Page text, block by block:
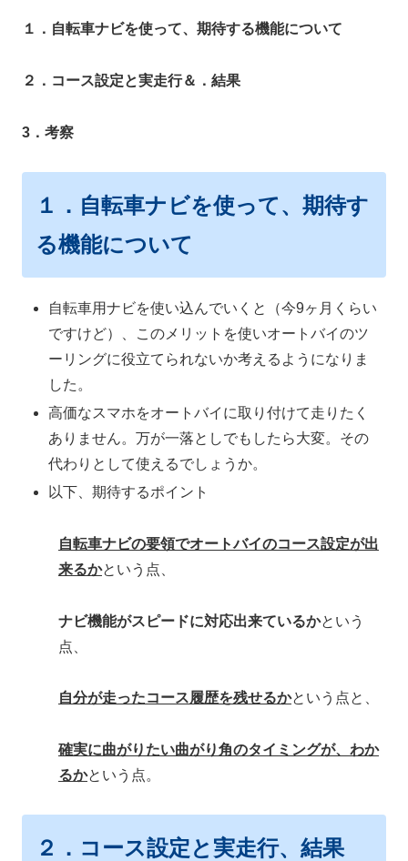
１．自転車ナビを使って、期待する機能について
２．コース設定と実走行＆．結果
3．考察
１．自転車ナビを使って、期待す
る機能について
自転車用ナビを使い込んでいくと（今9ヶ月くらい
ですけど）、このメリットを使いオートバイのツ
ーリングに役立てられないか考えるようになりま
した。
高価なスマホをオートバイに取り付けて走りたく
ありません。万が一落としでもしたら大変。その
代わりとして使えるでしょうか。
以下、期待するポイント
自転車ナビの要領でオートバイのコース設定が出
来るかという点、
ナビ機能がスピードに対応出来ているかという
点、
自分が走ったコース履歴を残せるかという点と、
確実に曲がりたい曲がり角のタイミングが、わか
るかという点。
２．コース設定と実走行、結果